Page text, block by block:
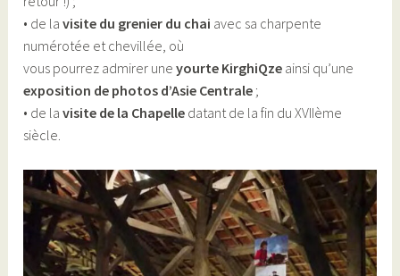
• de lavisite du grenier du chai avec sa charpente
numérotée et chevillée, où
vous pourrez admirer uneyourte KirghiQze ainsi qu’une
exposition de photos d’Asie Centrale ;
• de lavisite de la Chapelle datant de la fin du XVIIème
siècle.